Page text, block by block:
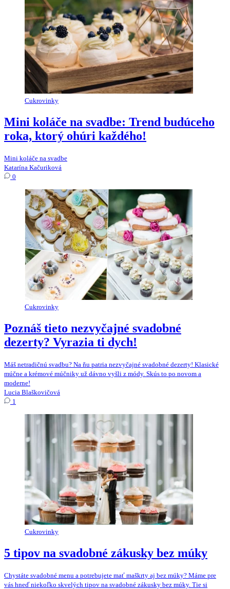
Cukrovinky
Mini koláče na svadbe: Trend budúceho
roka, ktorý ohúri každého!
Mini koláče na svadbe
Katarína Kačuriková
0
Cukrovinky
Poznáš tieto nezvyčajné svadobné
dezerty? Vyrazia ti dych!
Máš netradičnú svadbu? Na ňu patria nezvyčajné svadobné dezerty! Klasické
múčne a krémové múčniky už dávno vyšli z módy. Skús to po novom a
moderne!
Lucia Blaškovičová
1
Cukrovinky
5 tipov na svadobné zákusky bez múky
Chystáte svadobné menu a potrebujete mať maškrty aj bez múky? Máme pre
vás hneď niekoľko skvelých tipov na svadobné zákusky bez múky. Tie si